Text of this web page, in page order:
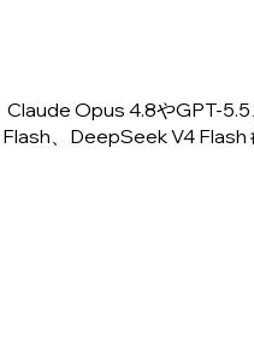
Opus 4.8やGPT-
、DeepSeek V4